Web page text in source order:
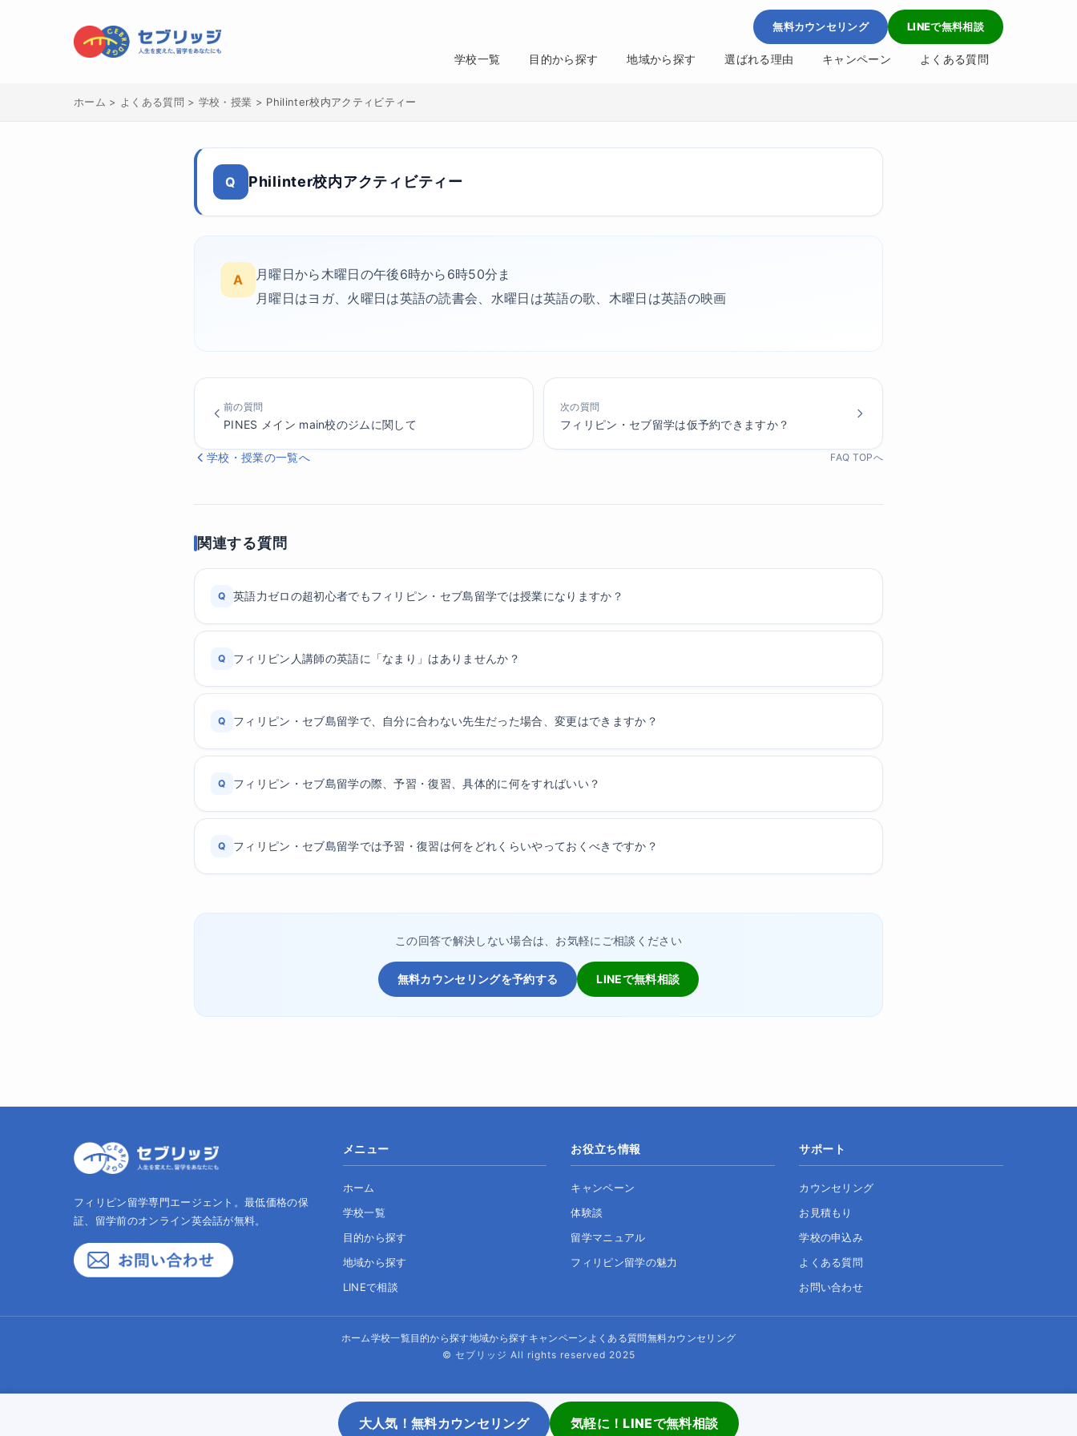
無料カウンセリング LINEで無料相談
学校一覧 目的から探す 地域から探す 選ばれる理由 キャンペーン よくある質問
ホーム > よくある質問 > 学校・授業 > Philinter校内アクティビティー
Q Philinter校内アクティビティー
A
月曜日から木曜日の午後6時から6時50分ま
月曜日はヨガ、火曜日は英語の読書会、水曜日は英語の歌、木曜日は英語の映画
前の質問
PINES メイン main校のジムに関して
次の質問
フィリピン・セブ留学は仮予約できますか？
学校・授業の一覧へ FAQ TOPへ
関連する質問
Q 英語力ゼロの超初心者でもフィリピン・セブ島留学では授業になりますか？
Q フィリピン人講師の英語に「なまり」はありませんか？
Q フィリピン・セブ島留学で、自分に合わない先生だった場合、変更はできますか？
Q フィリピン・セブ島留学の際、予習・復習、具体的に何をすればいい？
Q フィリピン・セブ島留学では予習・復習は何をどれくらいやっておくべきですか？
この回答で解決しない場合は、お気軽にご相談ください
無料カウンセリングを予約する LINEで無料相談
フィリピン留学専門エージェント。最低価格の保
証、留学前のオンライン英会話が無料。
メニュー
ホーム
学校一覧
目的から探す
地域から探す
LINEで相談
お役立ち情報
キャンペーン
体験談
留学マニュアル
フィリピン留学の魅力
サポート
カウンセリング
お見積もり
学校の申込み
よくある質問
お問い合わせ
ホーム学校一覧目的から探す地域から探すキャンペーン よくある質問無料カウンセリング
© セブリッジ All rights reserved 2025
大人気！無料カウンセリング 気軽に！LINEで無料相談